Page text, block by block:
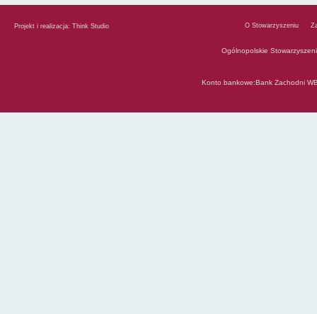
Projekt i realizacja: Think Studio O Stowarzyszeniu
Ogólnopolskie
Konto bankowe:Bank Zachodni